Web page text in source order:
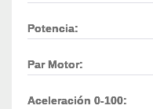
Potencia:
Par Motor:
Aceleración 0-100: